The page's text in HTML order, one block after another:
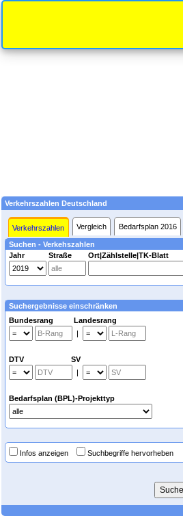
Verkehrszahlen Deutschland
Verkehrszahlen Vergleich Bedarfsplan 2016
Suchen - Verkehszahlen
Jahr
Straße Ort|Zählstelle|TK-Blatt
Suchergebnisse einschränken
Bundesrang Landesrang
|
DTV SV
|
Bedarfsplan (BPL)-Projekttyp
Infos anzeigen Suchbegriffe hervorheben